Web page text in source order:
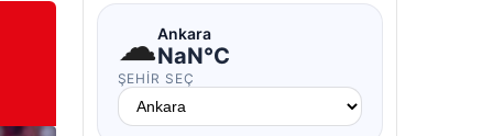
☁Ankara
NaN°C
ŞEHIR SEÇ